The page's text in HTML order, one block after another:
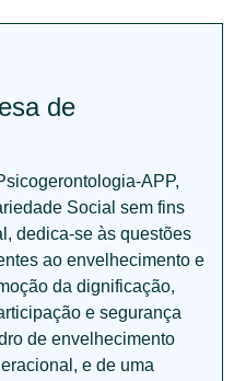
de
APP,
Social sem fins
dedica-se às questões
ao envelhecimento e
da dignificação,
e segurança
de envelhecimento
e de uma